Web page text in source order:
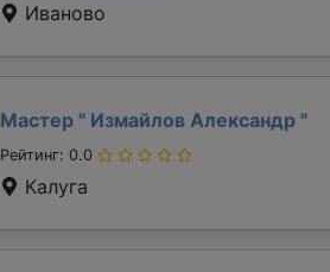
Иваново
Мастер " Измайлов Александр "
Рейтинг: 0.0
Калуга